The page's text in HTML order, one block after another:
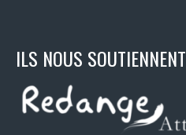
ILS NOUS SOUTIENNENT